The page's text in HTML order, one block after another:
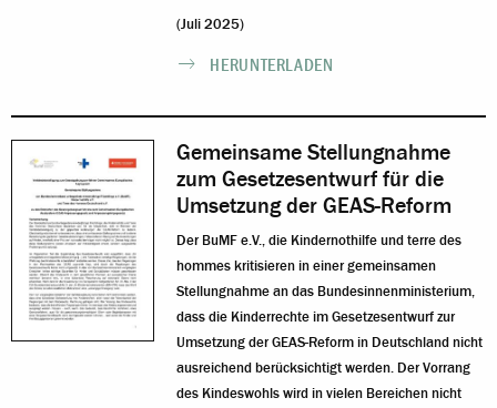
(Juli 2025)
HERUNTERLADEN
Gemeinsame Stellungnahme
zum Gesetzesentwurf für die
Umsetzung der GEAS-Reform
Der BuMF e.V., die Kindernothilfe und terre des
hommes kritisieren in einer gemeinsamen
Stellungnahme an das Bundesinnenministerium,
dass die Kinderrechte im Gesetzesentwurf zur
Umsetzung der GEAS-Reform in Deutschland nicht
ausreichend berücksichtigt werden. Der Vorrang
des Kindeswohls wird in vielen Bereichen nicht